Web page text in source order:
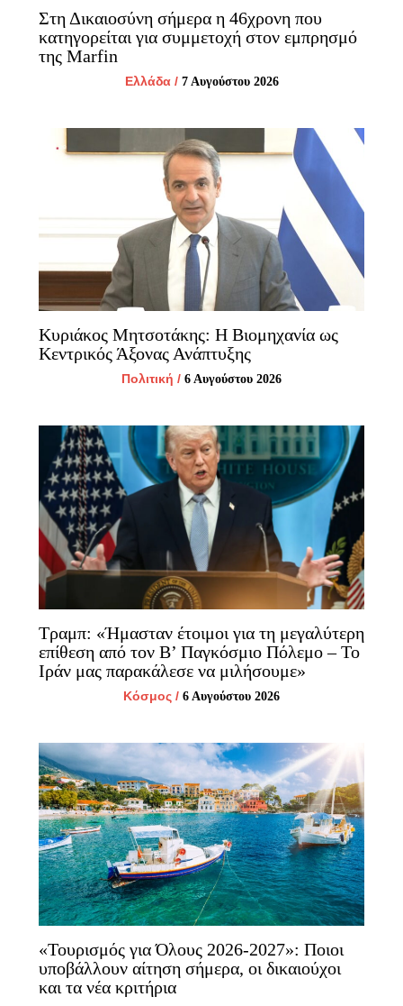
Στη Δικαιοσύνη σήμερα η 46χρονη που
κατηγορείται για συμμετοχή στον εμπρησμό
της Marfin
Ελλάδα/ 7 Αυγούστου 2026
Κυριάκος Μητσοτάκης: Η Βιομηχανία ως
Κεντρικός Άξονας Ανάπτυξης
Πολιτική / 6 Αυγούστου 2026
Τραμπ: «Ήμασταν έτοιμοι για τη μεγαλύτερη
επίθεση από τον Β’ Παγκόσμιο Πόλεμο – Το
Ιράν μας παρακάλεσε να μιλήσουμε»
Κόσμος / 6 Αυγούστου 2026
«Τουρισμός για Όλους 2026-2027»: Ποιοι
υποβάλλουν αίτηση σήμερα, οι δικαιούχοι
και τα νέα κριτήρια